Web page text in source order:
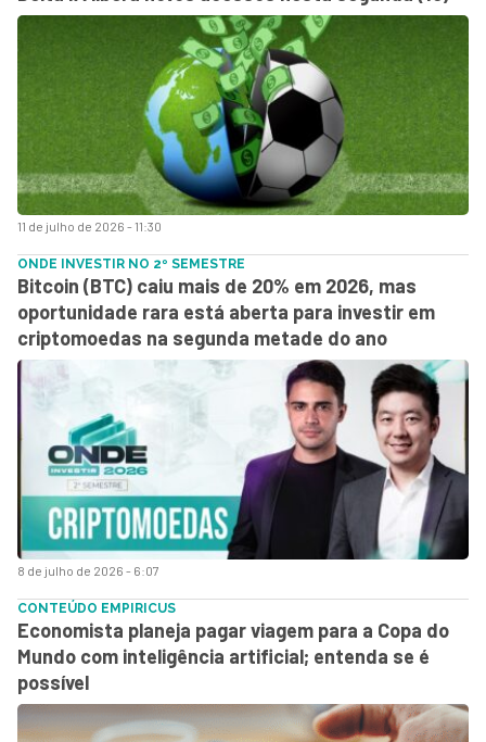
11 de julho de 2026 - 11:30
8 de julho de 2026 - 6:07
ONDE INVESTIR NO 2º SEMESTRE
Bitcoin (BTC) caiu mais de 20% em 2026, mas
oportunidade rara está aberta para investir em
criptomoedas na segunda metade do ano
CONTEÚDO EMPIRICUS
Economista planeja pagar viagem para a Copa do
Mundo com inteligência artificial; entenda se é
possível